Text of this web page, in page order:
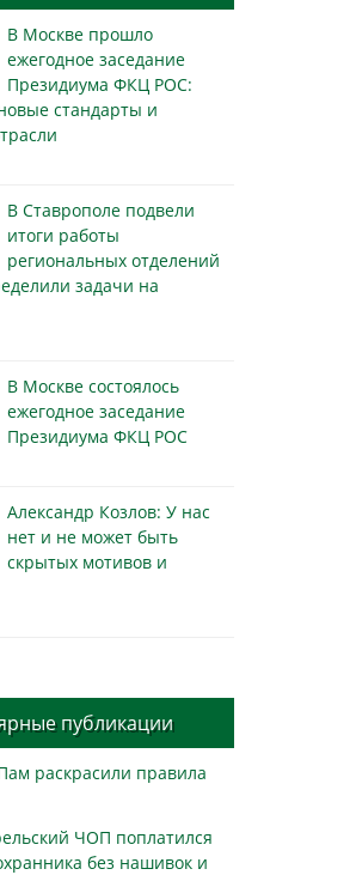
В Москве прошло
ежегодное заседание
Президиума ФКЦ РОС:
стандарты и
В Ставрополе подвели
итоги работы
региональных отделений
задачи на
В Москве состоялось
ежегодное заседание
Президиума ФКЦ РОС
Александр Козлов: У нас
нет и не может быть
скрытых мотивов и
публикации
раскрасили правила
ЧОП поплатился
без нашивок и